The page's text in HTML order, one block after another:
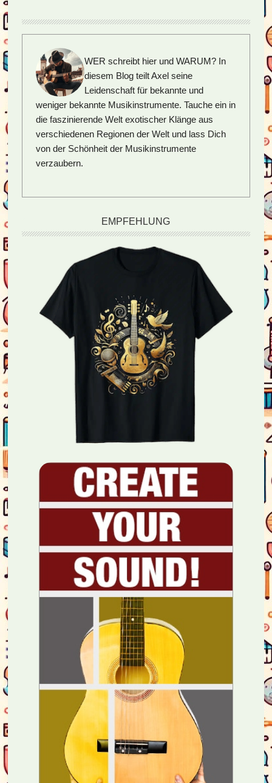
WER schreibt hier und WARUM? In
diesem Blog teilt Axel seine
Leidenschaft für bekannte und
weniger bekannte Musikinstrumente. Tauche ein in
die faszinierende Welt exotischer Klänge aus
verschiedenen Regionen der Welt und lass Dich
von der Schönheit der Musikinstrumente
verzaubern.
EMPFEHLUNG